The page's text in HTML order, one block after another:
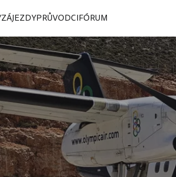
ZÁJEZDYPRŮVODCIFÓRUM